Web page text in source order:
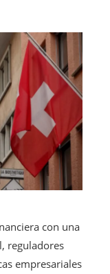
con una
reguladores
empresariales